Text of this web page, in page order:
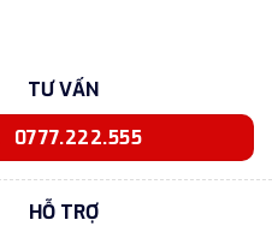
TƯ VẤN
0777.222.555
HỖ TRỢ